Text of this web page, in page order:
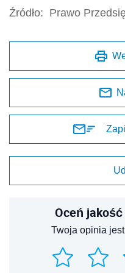
Źródło: Prawo
Oceń jakość
Twoja opinia